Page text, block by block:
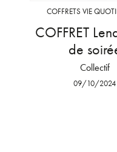
COFFRETS VIE
COFFRET
de
Collectif
09/10/2024